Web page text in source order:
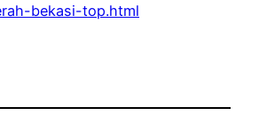
bekasi-top.html